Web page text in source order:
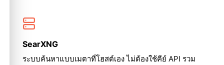
SearXNG
ระบบค้นหาแบบเมตาที่โฮสต์เอง ไม่ต้องใช้คีย์ API รวม